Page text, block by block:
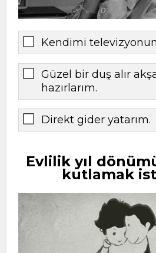
Kendimi televizyonun
Güzel bir duş alır
hazırlarım.
Direkt gider yatarım.
Evlilik yıl
kutlamak